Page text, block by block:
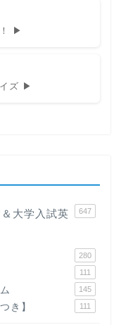
！ ▶
イズ ▶
大学入試英
647
280
111
145
き】 111